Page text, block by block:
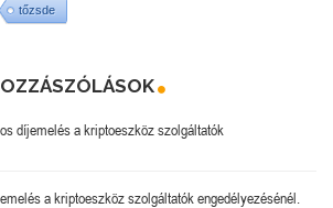
tőzsde
díjemelés a kriptoeszköz szolgáltatók
a kriptoeszköz szolgáltatók engedélyezésénél.